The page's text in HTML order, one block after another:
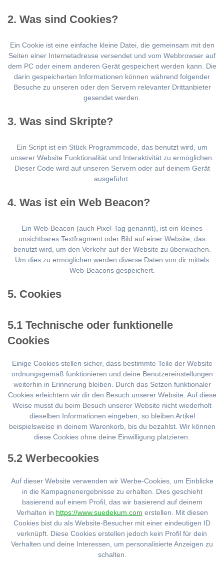
2. Was sind Cookies?
Ein Cookie ist eine einfache kleine Datei, die gemeinsam mit den
Seiten einer Internetadresse versendet und vom Webbrowser auf
dem PC oder einem anderen Gerät gespeichert werden kann. Die
darin gespeicherten Informationen können während folgender
Besuche zu unseren oder den Servern relevanter Drittanbieter
gesendet werden.
3. Was sind Skripte?
Ein Script ist ein Stück Programmcode, das benutzt wird, um
unserer Website Funktionalität und Interaktivität zu ermöglichen.
Dieser Code wird auf unseren Servern oder auf deinem Gerät
ausgeführt.
4. Was ist ein Web Beacon?
Ein Web-Beacon (auch Pixel-Tag genannt), ist ein kleines
unsichtbares Textfragment oder Bild auf einer Website, das
benutzt wird, um den Verkehr auf der Website zu überwachen.
Um dies zu ermöglichen werden diverse Daten von dir mittels
Web-Beacons gespeichert.
5. Cookies
5.1 Technische oder funktionelle
Cookies
Einige Cookies stellen sicher, dass bestimmte Teile der Website
ordnungsgemäß funktionieren und deine Benutzereinstellungen
weiterhin in Erinnerung bleiben. Durch das Setzen funktionaler
Cookies erleichtern wir dir den Besuch unserer Website. Auf diese
Weise musst du beim Besuch unserer Website nicht wiederholt
dieselben Informationen eingeben, so bleiben Artikel
beispielsweise in deinem Warenkorb, bis du bezahlst. Wir können
diese Cookies ohne deine Einwilligung platzieren.
5.2 Werbecookies
Auf dieser Website verwenden wir Werbe-Cookies, um Einblicke
in die Kampagnenergebnisse zu erhalten. Dies geschieht
basierend auf einem Profil, das wir basierend auf deinem
Verhalten in https://www.suedekum.com erstellen. Mit diesen
Cookies bist du als Website-Besucher mit einer eindeutigen ID
verknüpft. Diese Cookies erstellen jedoch kein Profil für dein
Verhalten und deine Interessen, um personalisierte Anzeigen zu
schalten.